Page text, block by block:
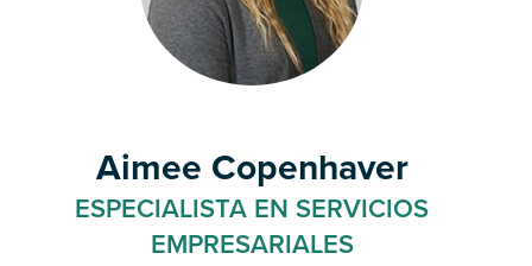
Aimee Copenhaver
ESPECIALISTA EN SERVICIOS
EMPRESARIALES